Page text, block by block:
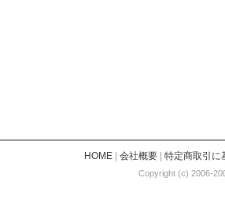
HOME| 会社概要| 特定商取引に
Copyright (c) 2006-